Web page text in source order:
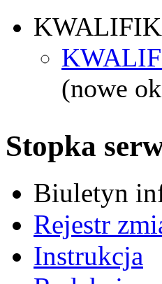
(nowe
Stopka
Biuletyn
Rejestr
Instrukcja